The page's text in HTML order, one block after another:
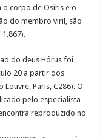
corpo de Osíris e o
do membro viril, são
do deus Hórus foi
20 a partir dos
Paris, C286). O
pelo especialista
reproduzido no